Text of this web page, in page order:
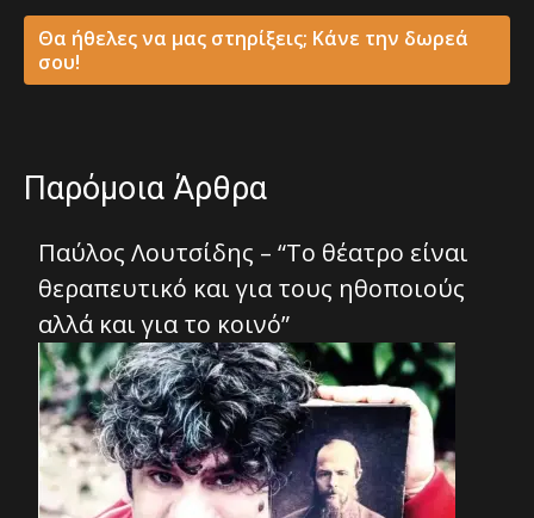
Θα ήθελες να μας στηρίξεις; Κάνε την δωρεά
σου!
Παρόμοια Άρθρα
Παύλος Λουτσίδης – “Το θέατρο είναι
θεραπευτικό και για τους ηθοποιούς
αλλά και για το κοινό”